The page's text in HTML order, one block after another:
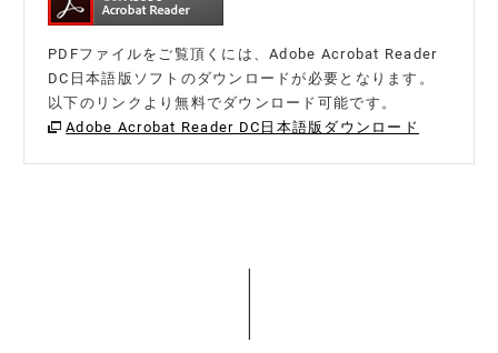
PDFファイルをご覧頂くには、Adobe Acrobat Reader
DC日本語版ソフトのダウンロードが必要となります。
以下のリンクより無料でダウンロード可能です。
Adobe Acrobat Reader DC日本語版ダウンロード